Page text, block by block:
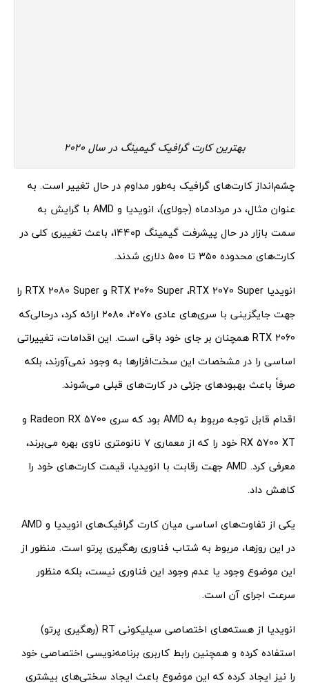
بهترین کارت گرافیک گیمینگ در سال 2020
چشم‌انداز کارت‌های گرافیک به‌طور مداوم در حال تغییر است. به
عنوان مثال، در مرداد‌ماه (جولای)، انویدیا و AMD با گرایش به
سمت بازار در حال پیشرفت گیمینگ ۱۴۴۰p، باعث تغییری کلی در
کارت‌های محدوده ۳۵۰ تا ۵۰۰ دلاری شدند.
انویدیا RTX 2060 Super ،RTX 2070 Super و RTX 2080 Super را
جهت جایگزینی با سری‌های عادی ۲۰۷۰، ۲۰۸۰ ارائه کرد، درحالی‌که
RTX 2060 همچنان بر جای خود باقی است. این اقدامات، تغییراتی
اساسی را در مشخصات این سخت‌افزارها به وجود نمی‌آورند، بلکه
صرفاً باعث بهبودهای جزئی در کارت‌های قبلی می‌شوند.
اقدام قابل توجه مربوط به AMD بود که سری Radeon RX 5700 و
RX 5700 XT خود را که از معماری ۷ نانومتری ناوی بهره می‌برند،
معرفی کرد. AMD جهت رقابت با انویدیا، قیمت کارت‌های خود را
کاهش داد.
یکی از تفاوت‌های اساسی میان کارت گرافیک‌های انویدیا و AMD
در این روزها، مربوط به شتاب فناوری رهگیری پرتو است. منظور از
این موضوع وجود یا عدم وجود این فناوری نیست، بلکه منظور
سرعت اجرای آن است.
انویدیا از هسته‌های اختصاصی سیلیکونی RT (رهگیری پرتو)
استفاده کرده و همچنین رابط کاربری برنامه‌نویسی اختصاصی خود
را نیز ایجاد کرده که این موضوع باعث ایجاد سختی‌های بیشتری